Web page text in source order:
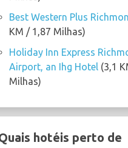
Best Western Plus
KM / 1,87 Milhas)
Holiday Inn Express
Airport, an Ihg Hotel (3,1
Milhas)
hotéis perto de